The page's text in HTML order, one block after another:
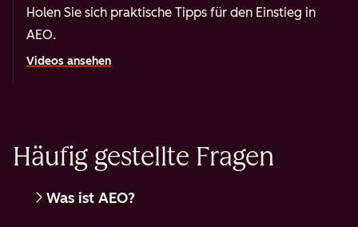
Holen Sie sich praktische Tipps für den Einstieg in
AEO.
Videos ansehen
Häufig gestellte Fragen
Was ist AEO?